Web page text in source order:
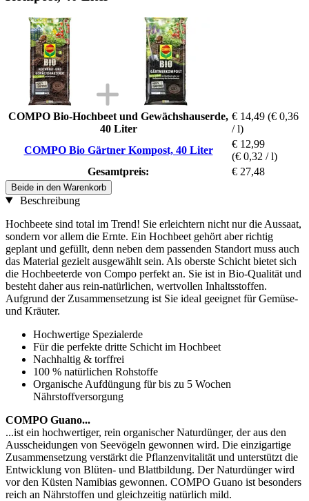
COMPO Bio-Hochbeet und Gewächshauserde,
40 Liter
€ 14,49 (€ 0,36
/ l)
COMPO Bio Gärtner Kompost, 40 Liter
€ 12,99
(€ 0,32 / l)
Gesamtpreis:
€ 27,48
Beide in den Warenkorb
Beschreibung
Hochbeete sind total im Trend! Sie erleichtern nicht nur die Aussaat,
sondern vor allem die Ernte. Ein Hochbeet gehört aber richtig
geplant und gefüllt, denn neben dem passenden Standort muss auch
das Material gezielt ausgewählt sein. Als oberste Schicht bietet sich
die Hochbeeterde von Compo perfekt an. Sie ist in Bio-Qualität und
besteht daher aus rein-natürlichen, wertvollen Inhaltsstoffen.
Aufgrund der Zusammensetzung ist Sie ideal geeignet für Gemüse-
und Kräuter.
Hochwertige Spezialerde
Für die perfekte dritte Schicht im Hochbeet
Nachhaltig & torffrei
100 % natürlichen Rohstoffe
Organische Aufdüngung für bis zu 5 Wochen
Nährstoffversorgung
COMPO Guano...
...ist ein hochwertiger, rein organischer Naturdünger, der aus den
Ausscheidungen von Seevögeln gewonnen wird. Die einzigartige
Zusammensetzung verstärkt die Pflanzenvitalität und unterstützt die
Entwicklung von Blüten- und Blattbildung. Der Naturdünger wird
vor den Küsten Namibias gewonnen. COMPO Guano ist besonders
reich an Nährstoffen und gleichzeitig natürlich mild.